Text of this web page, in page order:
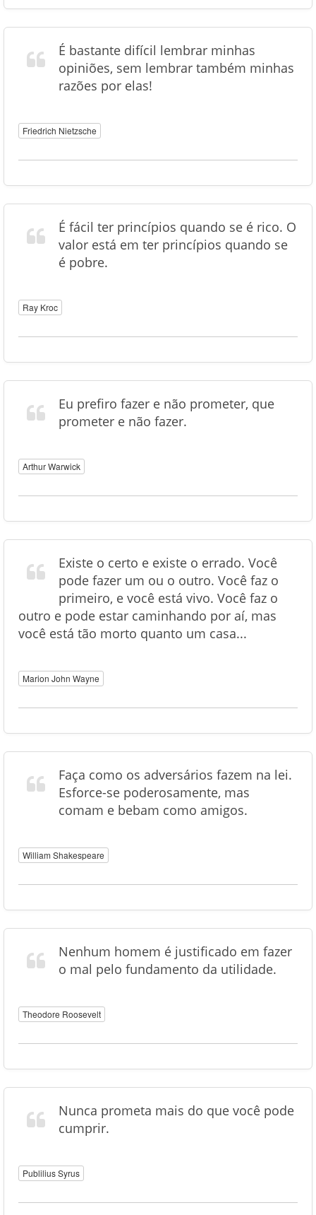
É bastante difícil lembrar minhas
opiniões, sem lembrar também minhas
razões por elas!
Friedrich Nietzsche
É fácil ter princípios quando se é rico. O
valor está em ter princípios quando se
é pobre.
Ray Kroc
Eu prefiro fazer e não prometer, que
prometer e não fazer.
Arthur Warwick
Existe o certo e existe o errado. Você
pode fazer um ou o outro. Você faz o
primeiro, e você está vivo. Você faz o
outro e pode estar caminhando por aí, mas
você está tão morto quanto um casa...
Marion John Wayne
Faça como os adversários fazem na lei.
Esforce-se poderosamente, mas
comam e bebam como amigos.
William Shakespeare
Nenhum homem é justificado em fazer
o mal pelo fundamento da utilidade.
Theodore Roosevelt
Nunca prometa mais do que você pode
cumprir.
Publilius Syrus